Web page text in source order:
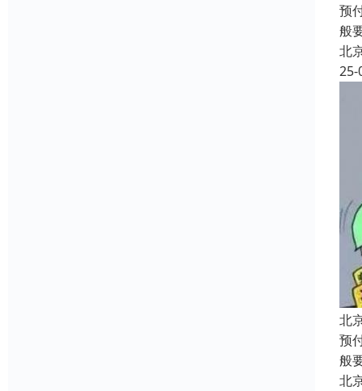
预
般
北
25-
北
预
般
北